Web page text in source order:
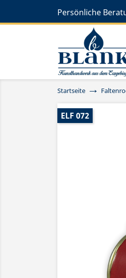
Persönliche
Startseite
ELF 072